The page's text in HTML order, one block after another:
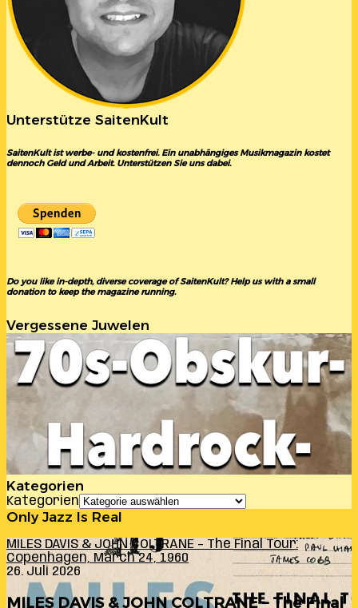
Unterstütze SaitenKult
SaitenKult ist werbe- und kostenfrei. Ein unabhängiges Musikmagazin kostet
dennoch Geld und Arbeit. Unterstützen Sie uns dabei.
Do you like in-depth, diverse coverage of SaitenKult? Help us with a small
donation to keep the magazine running.
Vergessene Juwelen
Kategorien
Kategorien
Only Jazz Is Real
MILES DAVIS & JOHN COLTRANE – The Final Tour:
Copenhagen, March 24, 1960
26. Juli 2026
MILES DAVIS & JOHN COLTRANE – The Final